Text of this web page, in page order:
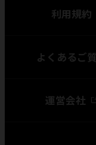
利用規約
よくあるご
運営会社